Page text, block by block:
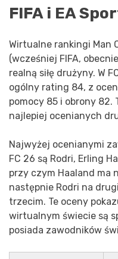
FIFA i EA
Wirtualne rankingi Man
(wcześniej FIFA,
realną siłę drużyny. W
ogólny rating 84, z
pomocy 85 i obrony 82.
najlepiej ocenianych
Najwyżej ocenianymi
FC 26 są Rodri, Erling
przy czym Haaland ma
następnie Rodri na
trzecim. Te oceny
wirtualnym świecie są
posiada zawodników